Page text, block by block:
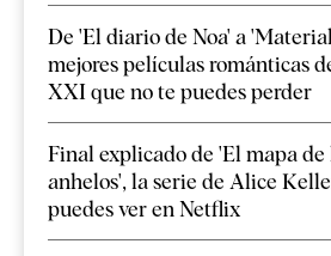
De 'El diario de Noa' a
mejores películas románticas
XXI que no te puedes perder
Final explicado de 'El mapa de
anhelos', la serie de Alice
puedes ver en Netflix